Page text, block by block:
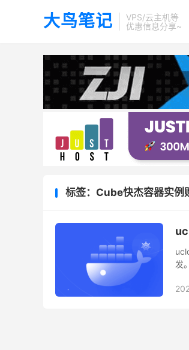
大鸟笔记
VPS/云主机等
优惠信息分享~
标签：Cube快杰容器实例
发